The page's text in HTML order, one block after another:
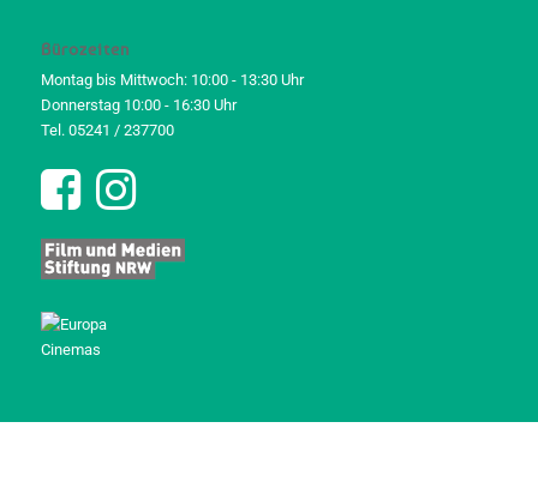
Bürozeiten
Montag bis Mittwoch: 10:00 - 13:30 Uhr
Donnerstag 10:00 - 16:30 Uhr
Tel. 05241 / 237700